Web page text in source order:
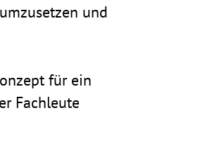
und
für ein
Fach­leute